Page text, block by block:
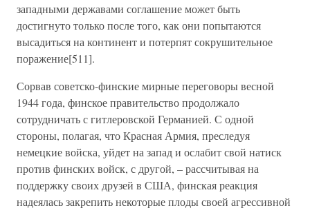
западными державами соглашение может быть
достигнуто только после того, как они попытаются
высадиться на континент и потерпят сокрушительное
поражение[511].
Сорвав советско-финские мирные переговоры весной
1944 года, финское правительство продолжало
сотрудничать с гитлеровской Германией. С одной
стороны, полагая, что Красная Армия, преследуя
немецкие войска, уйдет на запад и ослабит свой натиск
против финских войск, с другой, – рассчитывая на
поддержку своих друзей в США, финская реакция
надеялась закрепить некоторые плоды своей агрессивной